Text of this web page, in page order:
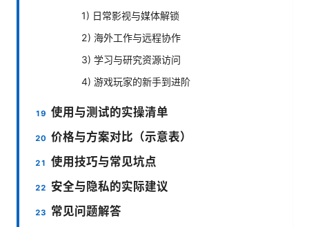
1) 日常影视与媒体解锁
2) 海外工作与远程协作
3) 学习与研究资源访问
4) 游戏玩家的新手到进阶
使用与测试的实操清单
价格与方案对比（示意表）
使用技巧与常见坑点
安全与隐私的实际建议
常见问题解答